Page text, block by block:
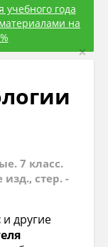
года
на
×
7 класс.
стер. -
и другие